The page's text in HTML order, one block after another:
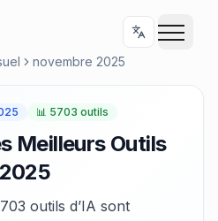
novembre 2025
📊 5703 outils
Meilleurs Outils
outils d’IA sont